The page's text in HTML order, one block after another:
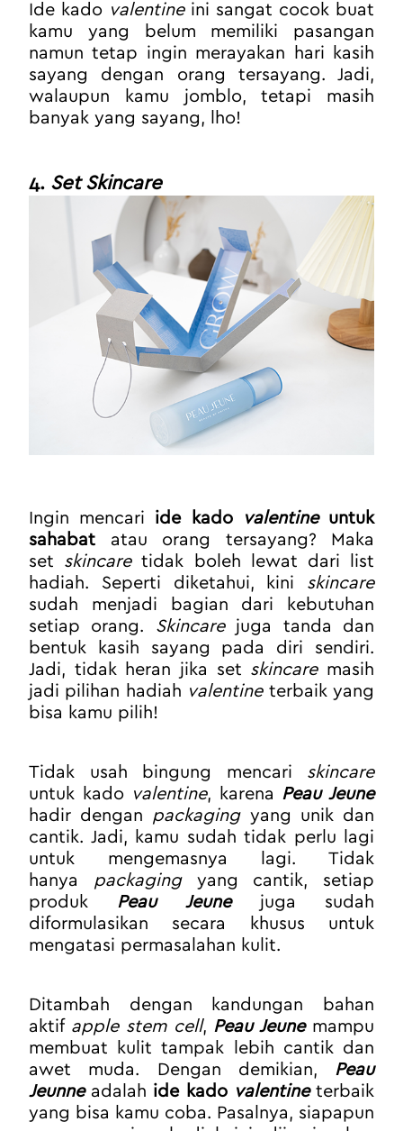
Ide kado valentine ini sangat cocok buat
kamu yang belum memiliki pasangan
namun tetap ingin merayakan hari kasih
sayang dengan orang tersayang. Jadi,
walaupun kamu jomblo, tetapi masih
banyak yang sayang, lho!
4. Set Skincare
Ingin mencari ide kado valentine untuk
sahabat atau orang tersayang? Maka
set skincare tidak boleh lewat dari list
hadiah. Seperti diketahui, kini skincare
sudah menjadi bagian dari kebutuhan
setiap orang. Skincare juga tanda dan
bentuk kasih sayang pada diri sendiri.
Jadi, tidak heran jika set skincare masih
jadi pilihan hadiah valentine terbaik yang
bisa kamu pilih!
Tidak usah bingung mencari skincare
untuk kado valentine, karena Peau Jeune
hadir dengan packaging yang unik dan
cantik. Jadi, kamu sudah tidak perlu lagi
untuk mengemasnya lagi. Tidak
hanya packaging yang cantik, setiap
produk Peau Jeune juga sudah
diformulasikan secara khusus untuk
mengatasi permasalahan kulit.
Ditambah dengan kandungan bahan
aktif apple stem cell, Peau Jeune mampu
membuat kulit tampak lebih cantik dan
awet muda. Dengan demikian, Peau
Jeunne adalah ide kado valentine terbaik
yang bisa kamu coba. Pasalnya, siapapun